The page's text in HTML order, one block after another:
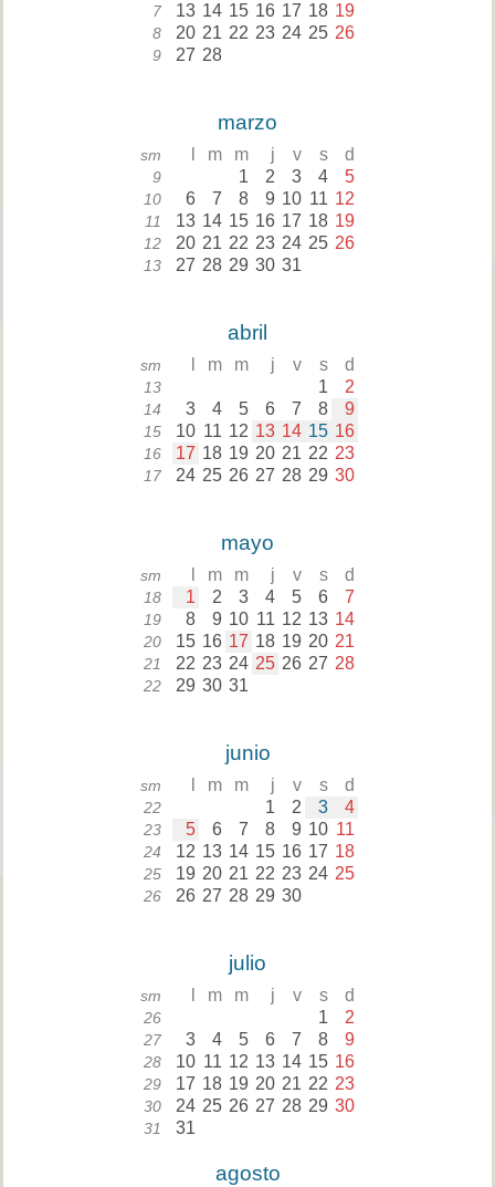
7 13 14 15 16 17 18 19
8 20 21 22 23 24 25 26
9 27 28
marzo
sm m m j v s d
9 1 2 3 4 5
10 6 7 8 9 10 11 12
11 13 14 15 16 17 18 19
12 20 21 22 23 24 25 26
13 27 28 29 30 31
abril
sm m m j v s d
13 1 2
14 3 4 5 6 7 8 9
15 10 11 12 13 14 15 16
16 17 18 19 20 21 22 23
17 24 25 26 27 28 29 30
mayo
sm m m j v s d
18 1 2 3 4 5 6 7
19 8 9 10 11 12 13 14
20 15 16 17 18 19 20 21
21 22 23 24 25 26 27 28
22 29 30 31
junio
sm m m j v s d
22 1 2 3 4
23 5 6 7 8 9 10 11
24 12 13 14 15 16 17 18
25 19 20 21 22 23 24 25
26 26 27 28 29 30
julio
sm m m j v s d
26 1 2
27 3 4 5 6 7 8 9
28 10 11 12 13 14 15 16
29 17 18 19 20 21 22 23
30 24 25 26 27 28 29 30
31 31
agosto